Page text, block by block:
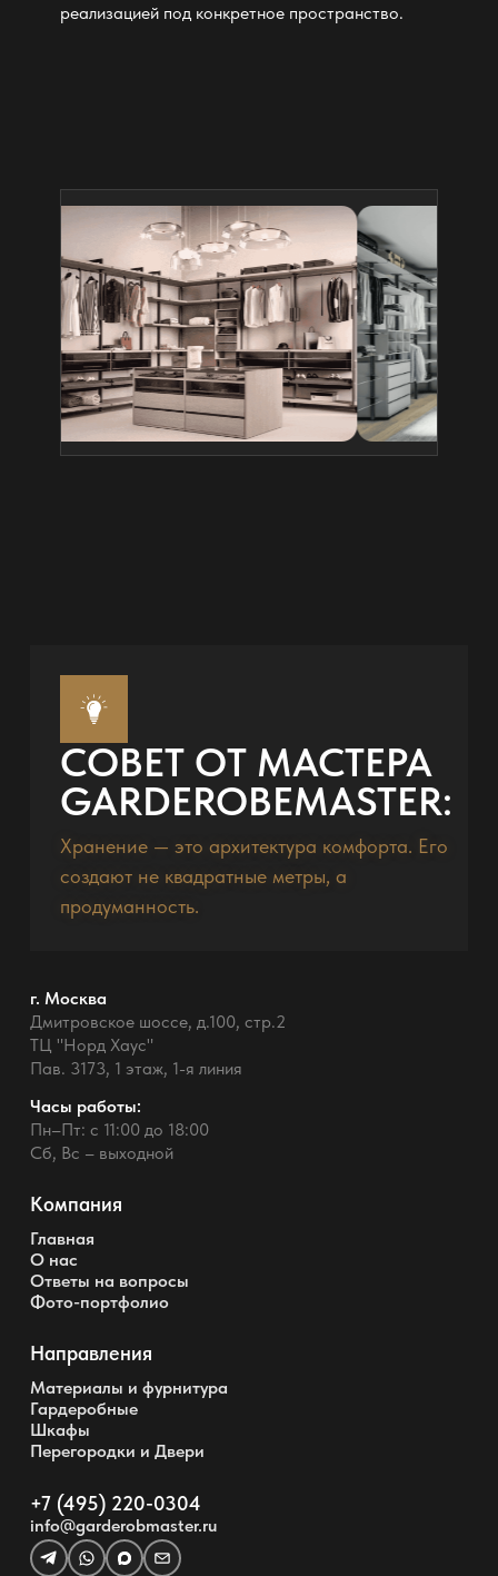
реализацией под конкретное пространство.
СОВЕТ ОТ МАСТЕРА
GARDEROBEMASTER:
Хранение — это архитектура комфорта. Его
создают не квадратные метры, а
продуманность.
г. Москва
Дмитровское шоссе, д.100, стр.2
ТЦ "Норд Хаус"
Пав. 3173, 1 этаж, 1-я линия
Часы работы:
Пн–Пт: с 11:00 до 18:00
Сб, Вс – выходной
Компания
Главная
О нас
Ответы на вопросы
Фото-портфолио
Направления
Материалы и фурнитура
Гардеробные
Шкафы
Перегородки и Двери
+7 (495) 220-0304
info@garderobmaster.ru